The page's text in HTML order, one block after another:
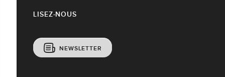
LISEZ-NOUS
NEWSLETTER